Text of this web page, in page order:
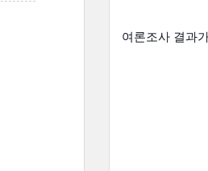
여론조사 결과